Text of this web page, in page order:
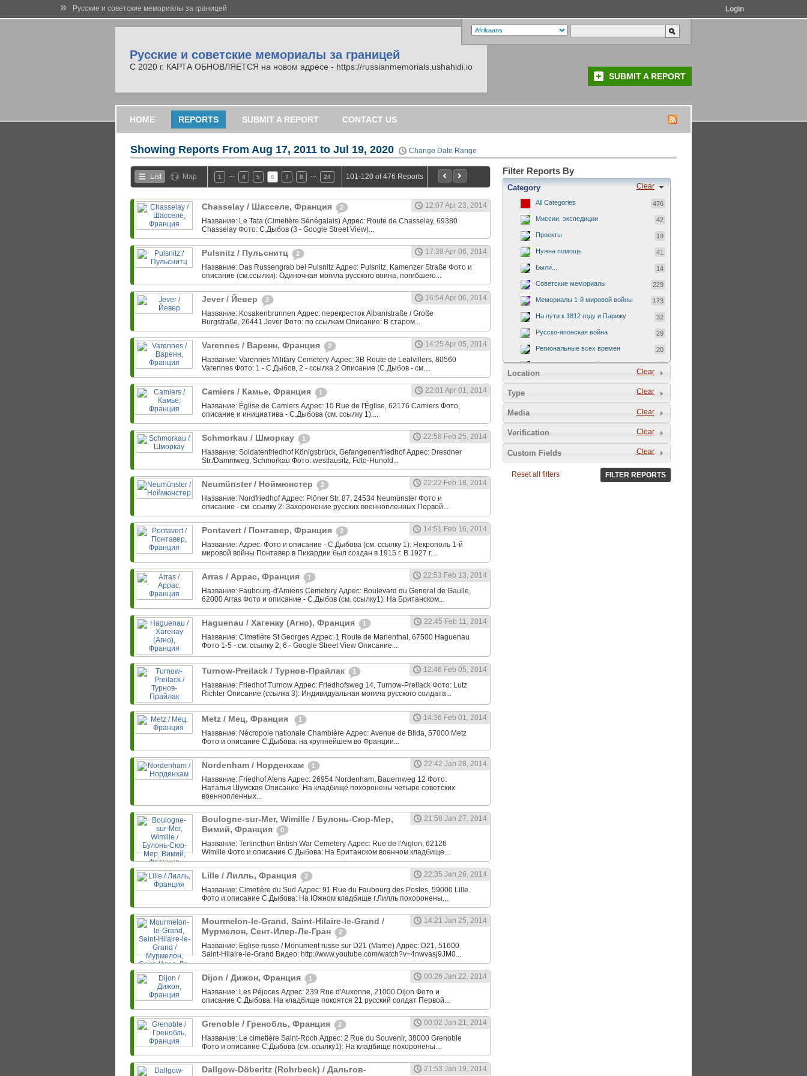
» Русские и советские мемориалы за границей Login
Русские и советские мемориалы за границей
С 2020 г. КАРТА ОБНОВЛЯЕТСЯ на новом адресе - https://russianmemorials.ushahidi.io
SUBMIT A REPORT
HOME REPORTS SUBMIT A REPORT CONTACT US
Showing Reports From Aug 17, 2011 to Jul 19, 2020 Change Date Range
List Map 1 4 5 6 7 8 24 101-120 of 476 Reports
Chasselay / Шасселе, Франция 2
12:07 Apr 23, 2014
Название: Le Tata (Cimetière Sénégalais) Адрес: Route de Chasselay, 69380
Chasselay Фото: С.Дыбов (3 - Google Street View)...
Pulsnitz / Пульснитц 2
17:38 Apr 06, 2014
Название: Das Russengrab bei Pulsnitz Адрес: Pulsnitz, Kamenzer Straße Фото и
описание (см.ссылки): Одиночная могила русского воина, погибшего...
Jever / Йевер 2
16:54 Apr 06, 2014
Название: Kosakenbrunnen Адрес: перекресток Albanistraße / Große
Burgstraße, 26441 Jever Фото: по ссылкам Описание: В старом...
Varennes / Варенн, Франция 2
14:25 Apr 05, 2014
Название: Varennes Military Cemetery Адрес: 3B Route de Lealvillers, 80560
Varennes Фото: 1 - C.Дыбов, 2 - ссылка 2 Описание (С.Дыбов - см....
Camiers / Камье, Франция 1
22:01 Apr 01, 2014
Название: Église de Camiers Адрес: 10 Rue de l'Église, 62176 Camiers Фото,
описание и инициатива - С.Дыбова (см. ссылку 1):...
Schmorkau / Шморкау 1
22:58 Feb 25, 2014
Название: Soldatenfriedhof Königsbrück, Gefangenenfriedhof Адрес: Dresdner
Str./Dammweg, Schmorkau Фото: westlausitz, Foto-Hunold...
Neumünster / Ноймюнстер 2
22:22 Feb 18, 2014
Название: Nordfriedhof Адрес: Plöner Str. 87, 24534 Neumünster Фото и
описание - см. ссылку 2: Захоронение русских военнопленных Первой...
Pontavert / Понтавер, Франция 2
14:51 Feb 16, 2014
Название: Адрес: Фото и описание - С.Дыбова (см. ссылку 1): Некрополь 1-й
мировой войны Понтавер в Пикардии был создан в 1915 г. В 1927 г....
Arras / Аррас, Франция 1
22:53 Feb 13, 2014
Название: Faubourg-d'Amiens Cemetery Адрес: Boulevard du General de Gaulle,
62000 Arras Фото и описание - С.Дыбов (см. ссылку1): На Британском...
Haguenau / Хагенау (Агно), Франция 1
22:45 Feb 11, 2014
Название: Сimetière St Georges Адрес: 1 Route de Marienthal, 67500 Haguenau
Фото 1-5 - cм. ссылку 2; 6 - Google Street View Описание...
Turnow-Preilack / Турнов-Прайлак 1
12:46 Feb 05, 2014
Название: Friedhof Turnow Адрес: Friedhofsweg 14, Turnow-Preilack Фото: Lutz
Richter Описание (ссылка 3): Индивидуальная могила русского солдата...
Metz / Мец, Франция ‎ 1
14:36 Feb 01, 2014
Название: Nécropole nationale Chambière Адрес: Avenue de Blida, 57000 Metz ‎
Фото и описание С.Дыбова: на крупнейшем во Франции...
Nordenham / Норденхам 1
22:42 Jan 28, 2014
Название: Friedhof Atens Адрес: 26954 Nordenham, Bauernweg 12 Фото:
Наталья Шумская Описание: На кладбище похоронены четыре советских
военнопленных...
Boulogne-sur-Mer, Wimille / Булонь-Сюр-Мер,
Вимий, Франция
0
21:58 Jan 27, 2014
Название: Terlincthun British War Cemetery Адрес: Rue de l'Aiglon, 62126
Wimille Фото и описание С.Дыбова: На Британском военном кладбище...
Lille / Лилль, Франция 2
22:35 Jan 26, 2014
Название: Cimetière du Sud Адрес: 91 Rue du Faubourg des Postes, 59000 Lille
Фото и описание С.Дыбова: На Южном кладбище г.Лилль похоронены...
Mourmelon-le-Grand, Saint-Hilaire-le-Grand /
Мурмелон, Сент-Илер-Ле-Гран
2
14:21 Jan 25, 2014
Название: Eglise russe / Monument russe sur D21 (Marne) Адрес: D21, 51600
Saint-Hilaire-le-Grand Видео: http://www.youtube.com/watch?v=4nwvasj9JM0...
Dijon / Дижон, Франция 1
00:26 Jan 22, 2014
Название: Les Péjoces Адрес: 239 Rue d'Auxonne, 21000 Dijon Фото и
описание С.Дыбова: На кладбище покоятся 21 русский солдат Первой...
Grenoble / Гренобль, Франция 2
00:02 Jan 21, 2014
Название: Le cimetière Saint-Roch Адрес: 2 Rue du Souvenir, 38000 Grenoble
Фото и описание С.Дыбова (см. ссылку1): На кладбище похоронены...
Dallgow-Döberitz (Rohrbeck) / Дальгов-
21:53 Jan 19, 2014
Filter Reports By
Clear
Category
All Categories 476
Миссии, экспедиции 42
Проекты 19
Нужна помощь 41
Были... 14
Советские мемориалы 229
Мемориалы 1-й мировой войны 173
На пути к 1812 году и Парижу 32
Русско-японская война 29
Региональные всех времен 20
Русско-турецкая война 1877-1878 7
Clear
Location
Clear
Type
Clear
Media
Clear
Verification
Clear
Custom Fields
Reset all filters FILTER REPORTS